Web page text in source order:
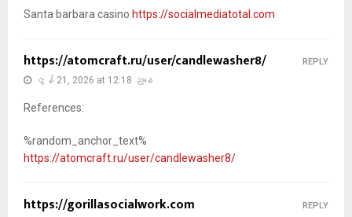
Santa barbara casino https://socialmediatotal.com
https://atomcraft.ru/user/candlewasher8/
ဇွန် 21, 2026 at 12:18 ညနေ
References:
%random_anchor_text%
https://atomcraft.ru/user/candlewasher8/
REPLY
https://gorillasocialwork.com REPLY